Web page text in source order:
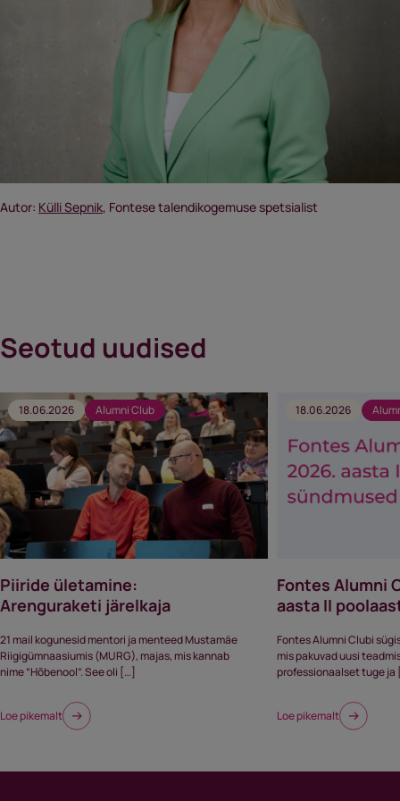
Autor: Külli Sepnik, Fontese talendikogemuse spetsialist
Seotud uudised
18.06.2026 Alumni Club
Piiride ületamine:
Arenguraketi järelkaja
21 mail kogunesid mentori ja menteed Mustamäe
Riigigümnaasiumis (MURG), majas, mis kannab
nime “Hõbenool”. See oli […]
Loe pikemalt
18.06.2026
Fontes Alumni
aasta II
Fontes Alumni Clubi
mis pakuvad uusi
professionaalset tuge
Loe pikemalt